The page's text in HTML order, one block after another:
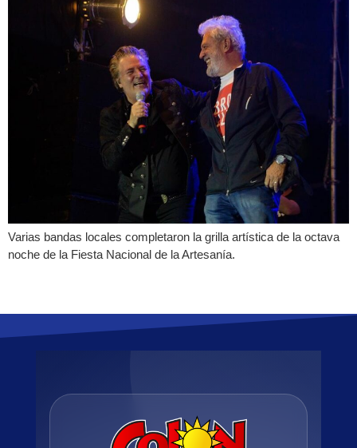
Varias bandas locales completaron la grilla artística de la octava
noche de la Fiesta Nacional de la Artesanía.